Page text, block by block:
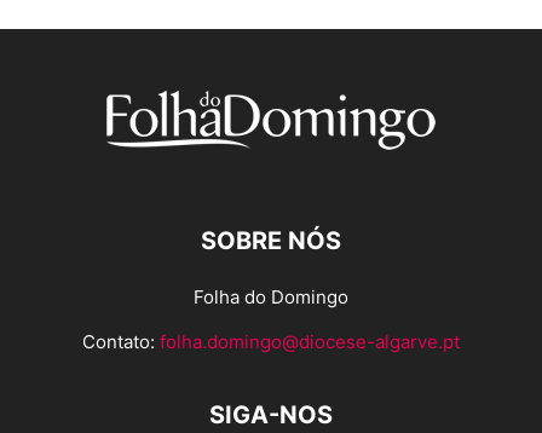
SOBRE NÓS
Folha do Domingo
Contato: folha.domingo@diocese-algarve.pt
SIGA-NOS